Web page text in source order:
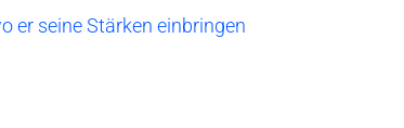
er seine Stärken einbringen